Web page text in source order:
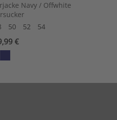
Navy / Offwhite
50 52 54
€